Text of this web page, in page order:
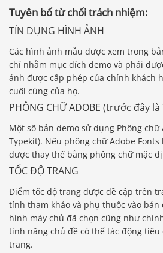
Tuyên bố từ chối trách nhiệm:
TÍN DỤNG HÌNH ẢNH
Các hình ảnh mẫu được xem trong
chỉ nhằm mục đích demo và phải
ảnh được cấp phép của chính khách
cuối cùng của họ.
PHÔNG CHỮ ADOBE (trước đây là
Một số bản demo sử dụng Phông chữ
Typekit). Nếu phông chữ Adobe Fonts
được thay thế bằng phông chữ mặc
TỐC ĐỘ TRANG
Điểm tốc độ trang được đề cập trên
tính tham khảo và phụ thuộc vào bản
hình máy chủ đã chọn cũng như
tính năng chủ đề có thể tác động
trang.